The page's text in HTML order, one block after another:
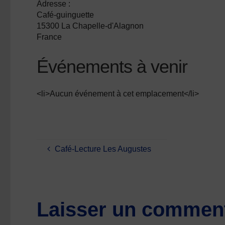
Adresse :
Café-guinguette
15300 La Chapelle-d'Alagnon
France
Événements à venir
<li>Aucun événement à cet emplacement</li>
Café-Lecture Les Augustes
Laisser un